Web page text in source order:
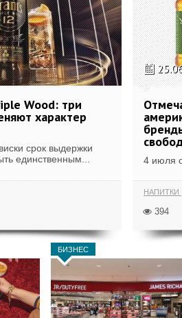
Wood: три
характер
срок выдержки
единственным...
4 июля
НАПИТКИ
394
БИЗНЕС